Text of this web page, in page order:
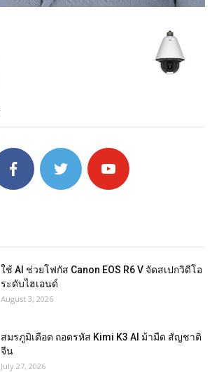
ใช้ AI ช่วยโฟกัส Canon EOS R6 V จัดสเปกวิดีโอ
ระดับไฮเอนด์
August 3, 2026
สมรภูมิเดือด ถอดรหัส Kimi K3 AI ม้ามืด สัญชาติ
จีน
July 27, 2026